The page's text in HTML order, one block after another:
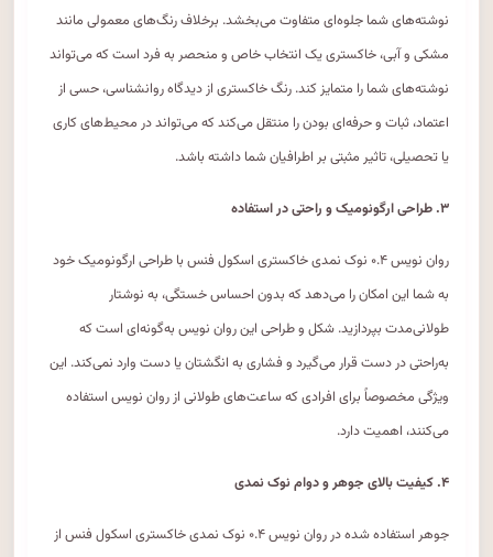
نوشته‌های شما جلوه‌ای متفاوت می‌بخشد. برخلاف رنگ‌های معمولی مانند
مشکی و آبی، خاکستری یک انتخاب خاص و منحصر به فرد است که می‌تواند
نوشته‌های شما را متمایز کند. رنگ خاکستری از دیدگاه روانشناسی، حسی از
اعتماد، ثبات و حرفه‌ای بودن را منتقل می‌کند که می‌تواند در محیط‌های کاری
یا تحصیلی، تاثیر مثبتی بر اطرافیان شما داشته باشد.
۳. طراحی ارگونومیک و راحتی در استفاده
روان نویس ۰.۴ نوک نمدی خاکستری اسکول فنس با طراحی ارگونومیک خود
به شما این امکان را می‌دهد که بدون احساس خستگی، به نوشتار
طولانی‌مدت بپردازید. شکل و طراحی این روان نویس به‌گونه‌ای است که
به‌راحتی در دست قرار می‌گیرد و فشاری به انگشتان یا دست وارد نمی‌کند. این
ویژگی مخصوصاً برای افرادی که ساعت‌های طولانی از روان نویس استفاده
می‌کنند، اهمیت دارد.
۴. کیفیت بالای جوهر و دوام نوک نمدی
جوهر استفاده شده در روان نویس ۰.۴ نوک نمدی خاکستری اسکول فنس از